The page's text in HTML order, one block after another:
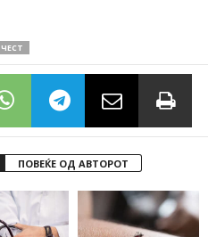
ЧЕСТ
ПОВЕЌЕ ОД АВТОРОТ